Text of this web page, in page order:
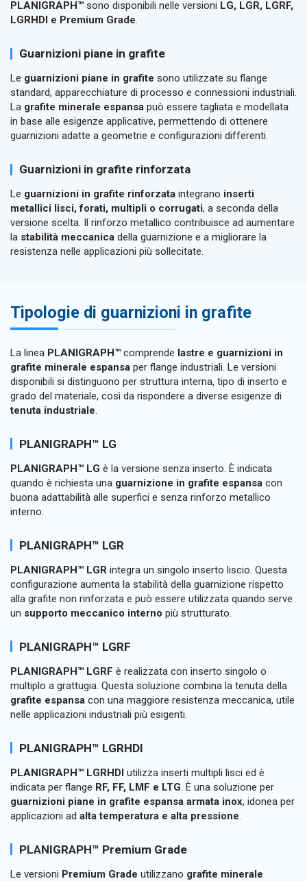
PLANIGRAPH™ sono disponibili nelle versioni LG, LGR, LGRF,
LGRHDI e Premium Grade.
Guarnizioni piane in grafite
Le guarnizioni piane in grafite sono utilizzate su flange
standard, apparecchiature di processo e connessioni industriali.
La grafite minerale espansa può essere tagliata e modellata
in base alle esigenze applicative, permettendo di ottenere
guarnizioni adatte a geometrie e configurazioni differenti.
Guarnizioni in grafite rinforzata
Le guarnizioni in grafite rinforzata integrano inserti
metallici lisci, forati, multipli o corrugati, a seconda della
versione scelta. Il rinforzo metallico contribuisce ad aumentare
la stabilità meccanica della guarnizione e a migliorare la
resistenza nelle applicazioni più sollecitate.
Tipologie di guarnizioni in grafite
La linea PLANIGRAPH™ comprende lastre e guarnizioni in
grafite minerale espansa per flange industriali. Le versioni
disponibili si distinguono per struttura interna, tipo di inserto e
grado del materiale, così da rispondere a diverse esigenze di
tenuta industriale.
PLANIGRAPH™ LG
PLANIGRAPH™ LG è la versione senza inserto. È indicata
quando è richiesta una guarnizione in grafite espansa con
buona adattabilità alle superfici e senza rinforzo metallico
interno.
PLANIGRAPH™ LGR
PLANIGRAPH™ LGR integra un singolo inserto liscio. Questa
configurazione aumenta la stabilità della guarnizione rispetto
alla grafite non rinforzata e può essere utilizzata quando serve
un supporto meccanico interno più strutturato.
PLANIGRAPH™ LGRF
PLANIGRAPH™ LGRF è realizzata con inserto singolo o
multiplo a grattugia. Questa soluzione combina la tenuta della
grafite espansa con una maggiore resistenza meccanica, utile
nelle applicazioni industriali più esigenti.
PLANIGRAPH™ LGRHDI
PLANIGRAPH™ LGRHDI utilizza inserti multipli lisci ed è
indicata per flange RF, FF, LMF e LTG. È una soluzione per
guarnizioni piane in grafite espansa armata inox, idonea per
applicazioni ad alta temperatura e alta pressione.
PLANIGRAPH™ Premium Grade
Le versioni Premium Grade utilizzano grafite minerale